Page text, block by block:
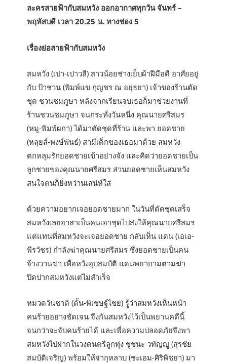
ละครสายฟ้ากับสมหวัง ออกอากาศทุกวัน จันทร์ –
พฤหัสบดี เวลา 20.25 น. ทางช่อง 5
เรื่องย่อสายฟ้ากับสมหวัง
สมหวัง (เปา-เปาวลี) สาวน้อยช่างเย็บผ้าฝีมือดี อาศัยอยู่
กับ ป้าชวน (พิมพ์แข กุญชร ณ อยุธยา) เจ้าของร้านตัด
ชุด ชวนชมภูษา หลังจากเรียนจบเธอก็มาช่วยงานที่
ร้านชวนชมภูษา จนกระทั่งวันหนึ่ง คุณนายศรีสมร
(หมู-พิมพ์ผกา) ได้มาตัดชุดที่ร้าน และพา ยอดชาย
(หลุยส์-พงษ์พันธ์) สามีเด็กของเธอมาด้วย สมหวัง
ตกหลุมรักยอดชายเข้าอย่างจัง และคิดว่ายอดชายเป็น
ลูกชายของคุณนายศรีสมร ส่วนยอดชายเห็นสมหวัง
สนใจตนก็ยิ่งหว่านเสน่ห์ใส่
ด้วยความอยากเจอยอดชายมาก ในวันที่ตัดชุดเสร็จ
สมหวังเลยอาสาเป็นคนเอาชุดไปส่งให้คุณนายศรีสมร
แต่แทนที่สมหวังจะเจอยอดชาย กลับเห็น แดน (เอเอ-
พีรวัชร) กำลังฆ่าคุณนายศรีสมร ซึ่งยอดชายเป็นคน
จ้างวานฆ่า เพื่อหวังฮุบสมบัติ แดนพยายามตามฆ่า
ปิดปากสมหวังแต่ไม่สำเร็จ
หมวดวันชาติ (ตั้น-พิเชษฐ์ไชย) รู้ว่าสมหวังเห็นหน้า
คนร้ายอย่างชัดเจน จึงกันสมหวังไว้เป็นพยานคดีนี้
จนกว่าจะจับคนร้ายได้ และเพื่อความปลอดภัยจึงพา
สมหวังไปฝากในวงดนตรีลูกทุ่ง ชูชนะ วทัญญู (สุรชัย
สมบัติเจริญ) พร้อมให้จ่ากุหลาบ (ชะเอม-ศิริพิชยา) มา